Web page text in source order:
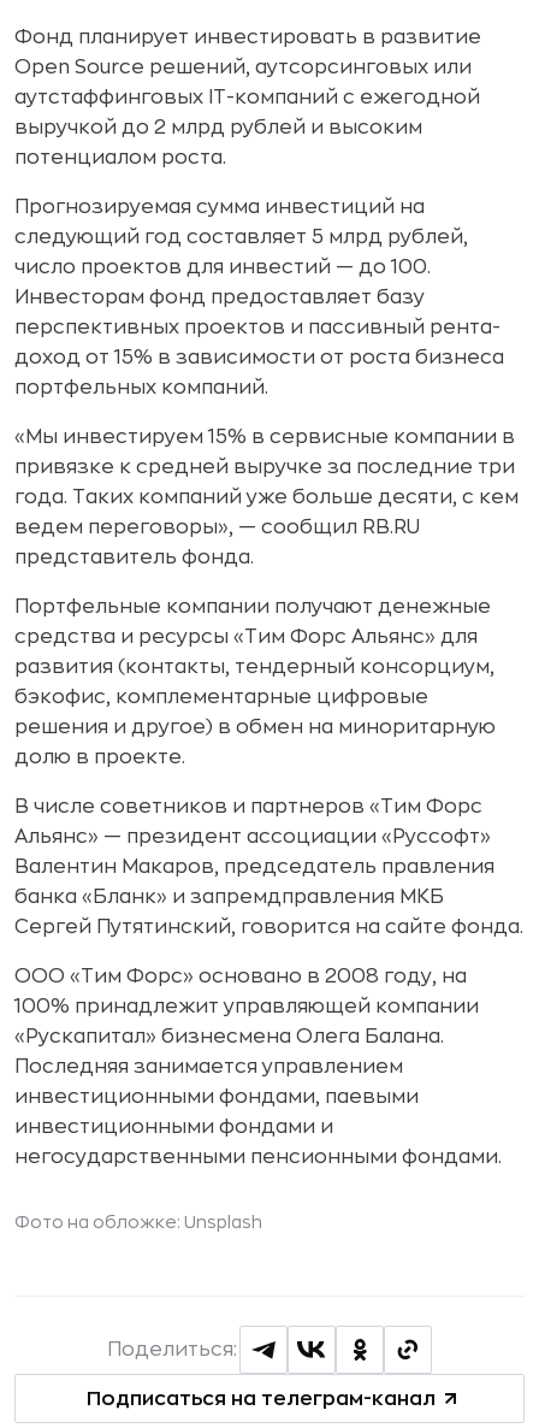
Фонд планирует инвестировать в развитие
Open Source решений, аутсорсинговых или
аутстаффинговых IT-компаний с ежегодной
выручкой до 2 млрд рублей и высоким
потенциалом роста.
Прогнозируемая сумма инвестиций на
следующий год составляет 5 млрд рублей,
число проектов для инвестий — до 100.
Инвесторам фонд предоставляет базу
перспективных проектов и пассивный рента-
доход от 15% в зависимости от роста бизнеса
портфельных компаний.
«Мы инвестируем 15% в сервисные компании в
привязке к средней выручке за последние три
года. Таких компаний уже больше десяти, с кем
ведем переговоры», — сообщил RB.RU
представитель фонда.
Портфельные компании получают денежные
средства и ресурсы «Тим Форс Альянс» для
развития (контакты, тендерный консорциум,
бэкофис, комплементарные цифровые
решения и другое) в обмен на миноритарную
долю в проекте.
В числе советников и партнеров «Тим Форс
Альянс» — президент ассоциации «Руссофт»
Валентин Макаров, председатель правления
банка «Бланк» и запремдправления МКБ
Сергей Путятинский, говорится на сайте фонда.
ООО «Тим Форс» основано в 2008 году, на
100% принадлежит управляющей компании
«Рускапитал» бизнесмена Олега Балана.
Последняя занимается управлением
инвестиционными фондами, паевыми
инвестиционными фондами и
негосударственными пенсионными фондами.
Фото на обложке: Unsplash
Подписаться на телеграм-канал
Поделиться: